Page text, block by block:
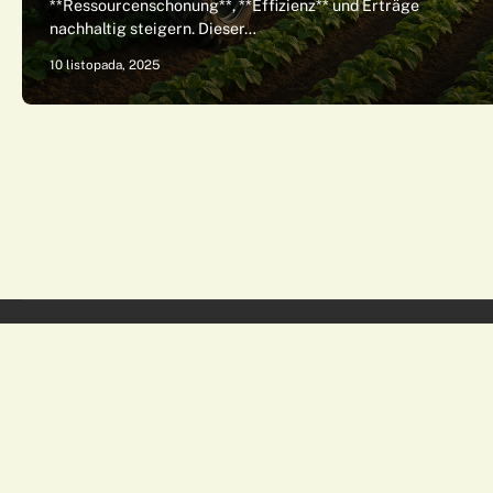
**Ressourcenschonung**, **Effizienz** und Erträge
nachhaltig steigern. Dieser…
10 listopada, 2025